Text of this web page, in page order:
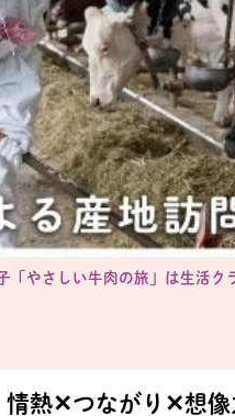
「やさしい牛肉の旅」は生活ク
熱✕つながり✕想像